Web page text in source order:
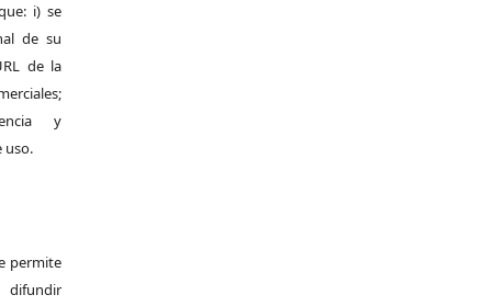
i) se
de su
de la
y
uso.
permite